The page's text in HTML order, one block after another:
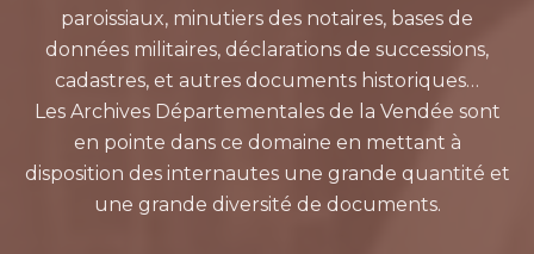
paroissiaux, minutiers des notaires, bases de
données militaires, déclarations de successions,
cadastres, et autres documents historiques…
Les Archives Départementales de la Vendée sont
en pointe dans ce domaine en mettant à
disposition des internautes une grande quantité et
une grande diversité de documents.